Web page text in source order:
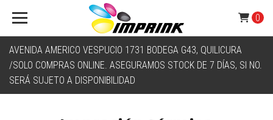
AVENIDA AMERICO VESPUCIO 1731 BODEGA G43, QUILICURA
/SOLO COMPRAS ONLINE. ASEGURAMOS STOCK DE 7 DÍAS, SI NO.
SERÁ SUJETO A DISPONIBILIDAD
0